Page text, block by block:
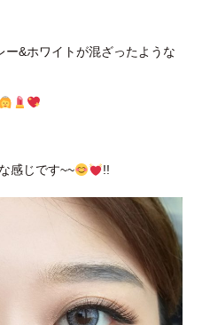
&ホワイトが混ざったような
感じです~~ !!